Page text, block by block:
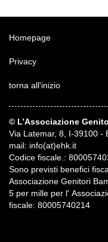
Homepage
Privacy
torna all'inizio
© L’Associazione
Via Latemar, 8, I-39100 -
mail: info(at)ehk.it
Codice fiscale.:
Sono previsti benefici
Associazione Genitori
5 per mille per l'
fiscale: 80005740214